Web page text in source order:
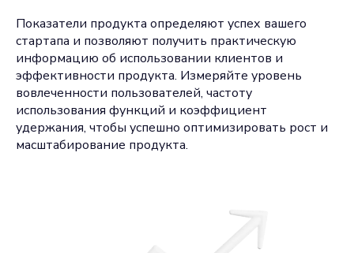
Показатели продукта определяют успех вашего
стартапа и позволяют получить практическую
информацию об использовании клиентов и
эффективности продукта. Измеряйте уровень
вовлеченности пользователей, частоту
использования функций и коэффициент
удержания, чтобы успешно оптимизировать рост и
масштабирование продукта.